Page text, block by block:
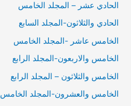
الحادي عشر – المجلد الخامس
الحادي والثلاثون-المجلد السابع
الخامس عاشر -المجلد الخامس
الخامس والاربعون-المجلد الرابع
الخامس والثلاثون – المجلد الرابع
الخامس والعشرون-المجلد الخامس